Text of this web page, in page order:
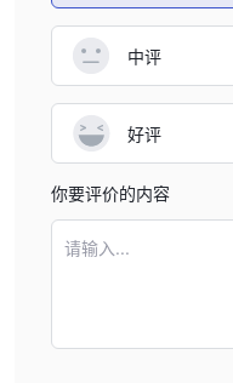
中评
好评
你要评价的内容
请输入...